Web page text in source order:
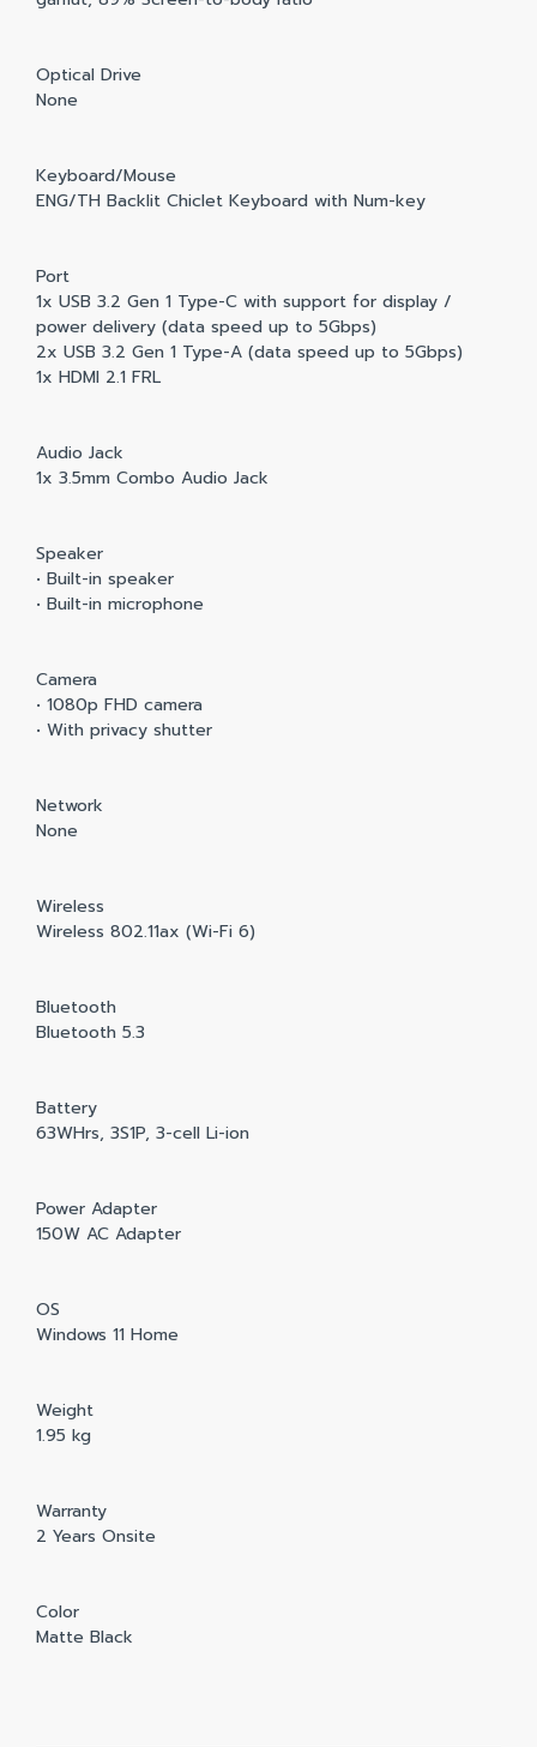
Optical Drive
None
Keyboard/Mouse
ENG/TH Backlit Chiclet Keyboard with Num-key
Port
1x USB 3.2 Gen 1 Type-C with support for display /
power delivery (data speed up to 5Gbps)
2x USB 3.2 Gen 1 Type-A (data speed up to 5Gbps)
1x HDMI 2.1 FRL
Audio Jack
1x 3.5mm Combo Audio Jack
Speaker
• Built-in speaker
• Built-in microphone
Camera
• 1080p FHD camera
• With privacy shutter
Network
None
Wireless
Wireless 802.11ax (Wi-Fi 6)
Bluetooth
Bluetooth 5.3
Battery
63WHrs, 3S1P, 3-cell Li-ion
Power Adapter
150W AC Adapter
OS
Windows 11 Home
Weight
1.95 kg
Warranty
2 Years Onsite
Color
Matte Black